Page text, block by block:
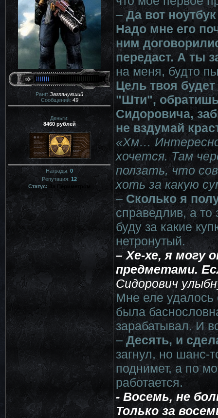
Ранг: Заглянувший
Сообщений:49
Деньги:
8460 рублей
Награды: 0
Репутация:12
Статус: За Периметром
–Да вот
Надо мне его
ним
передаст. А ты
на меня, будто
Цель твоя
"Шти",
Сидоровича,
не вздумай
«Хм…
хочется. Там
ползать, что
хоть за какую
–Сколько я
справедлив, а то
буду за какие
нетронутый.
– Хе-хе, я могу
предметами.
Сидорович
Мне еле удалось
была
зарабатывал. И
–Десять, и
загнул, но шанс-
поднимет, а по
работается.
- Восемь, не
Только за